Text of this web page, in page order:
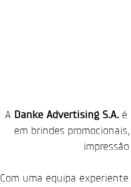
A Danke Advertising S.A. é
em brindes
Com uma equipa